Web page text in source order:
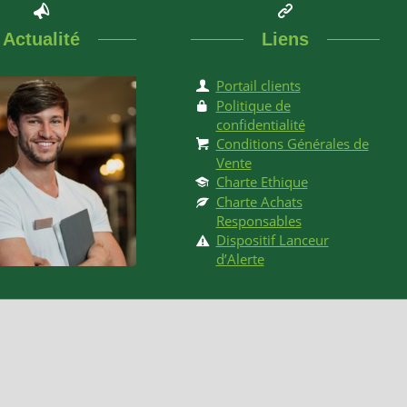
Actualité Liens
Portail clients
Politique de
confidentialité
Conditions Générales de
Vente
Charte Ethique
Charte Achats
Responsables
Dispositif Lanceur
d’Alerte